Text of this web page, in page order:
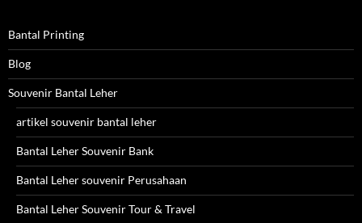
Bantal Printing
Blog
Souvenir Bantal Leher
artikel souvenir bantal leher
Bantal Leher Souvenir Bank
Bantal Leher souvenir Perusahaan
Bantal Leher Souvenir Tour & Travel